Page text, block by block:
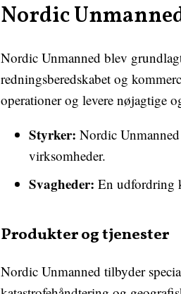
Nordic
Nordic Unmanned blev
redningsberedskabet og
operationer og levere nøjagtige
Styrker: Nordic
virksomheder.
Svagheder: En udfordring
Produkter og tjenester
Nordic Unmanned tilbyder